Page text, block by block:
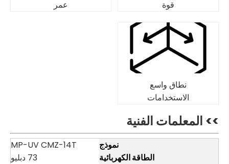
قوة
عمر
نطاق واسع
الاستخدامات
>> المعلمات الفنية
نموذج
MP-UV CMZ-14T
الطاقة الكهربائية
73 دبليو